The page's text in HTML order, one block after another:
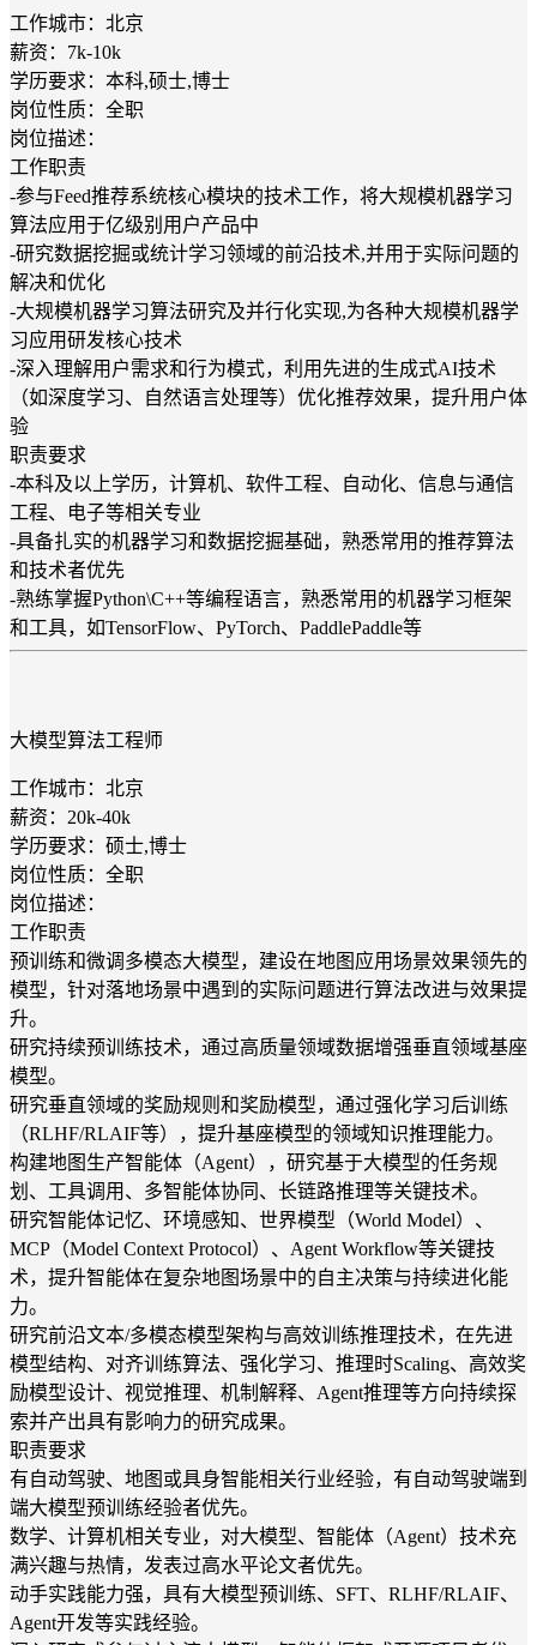
工作城市：北京
薪资：7k-10k
学历要求：本科,硕士,博士
岗位性质：全职
岗位描述：
工作职责
-参与Feed推荐系统核心模块的技术工作，将大规模机器学习
算法应用于亿级别用户产品中
-研究数据挖掘或统计学习领域的前沿技术,并用于实际问题的
解决和优化
-大规模机器学习算法研究及并行化实现,为各种大规模机器学
习应用研发核心技术
-深入理解用户需求和行为模式，利用先进的生成式AI技术
（如深度学习、自然语言处理等）优化推荐效果，提升用户体
验
职责要求
-本科及以上学历，计算机、软件工程、自动化、信息与通信
工程、电子等相关专业
-具备扎实的机器学习和数据挖掘基础，熟悉常用的推荐算法
和技术者优先
-熟练掌握Python\C++等编程语言，熟悉常用的机器学习框架
和工具，如TensorFlow、PyTorch、PaddlePaddle等
大模型算法工程师
工作城市：北京
薪资：20k-40k
学历要求：硕士,博士
岗位性质：全职
岗位描述：
工作职责
预训练和微调多模态大模型，建设在地图应用场景效果领先的
模型，针对落地场景中遇到的实际问题进行算法改进与效果提
升。
研究持续预训练技术，通过高质量领域数据增强垂直领域基座
模型。
研究垂直领域的奖励规则和奖励模型，通过强化学习后训练
（RLHF/RLAIF等），提升基座模型的领域知识推理能力。
构建地图生产智能体（Agent），研究基于大模型的任务规
划、工具调用、多智能体协同、长链路推理等关键技术。
研究智能体记忆、环境感知、世界模型（World Model）、
MCP（Model Context Protocol）、Agent Workflow等关键技
术，提升智能体在复杂地图场景中的自主决策与持续进化能
力。
研究前沿文本/多模态模型架构与高效训练推理技术，在先进
模型结构、对齐训练算法、强化学习、推理时Scaling、高效奖
励模型设计、视觉推理、机制解释、Agent推理等方向持续探
索并产出具有影响力的研究成果。
职责要求
有自动驾驶、地图或具身智能相关行业经验，有自动驾驶端到
端大模型预训练经验者优先。
数学、计算机相关专业，对大模型、智能体（Agent）技术充
满兴趣与热情，发表过高水平论文者优先。
动手实践能力强，具有大模型预训练、SFT、RLHF/RLAIF、
Agent开发等实践经验。